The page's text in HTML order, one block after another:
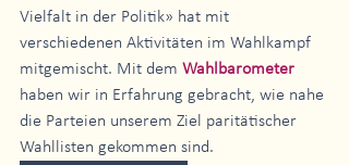
Vielfalt in der Politik» hat mit
verschiedenen Aktivitäten im Wahlkampf
mitgemischt. Mit dem Wahlbarometer
haben wir in Erfahrung gebracht, wie nahe
die Parteien unserem Ziel paritätischer
Wahllisten gekommen sind.